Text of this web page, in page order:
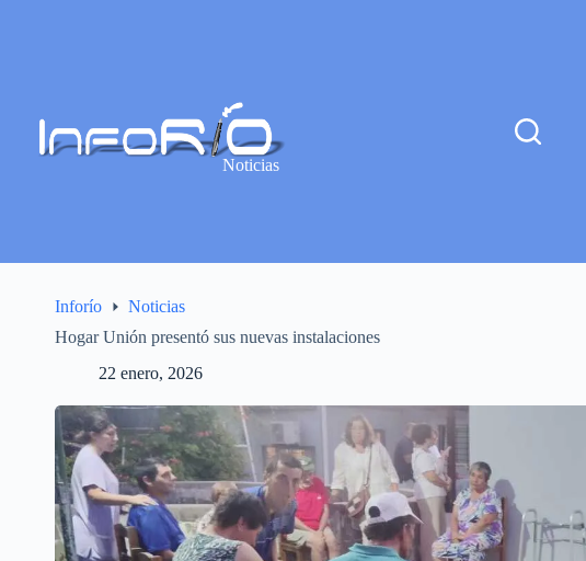
Noticias
Inforío
Noticias
Hogar Unión presentó sus nuevas instalaciones
22 enero, 2026